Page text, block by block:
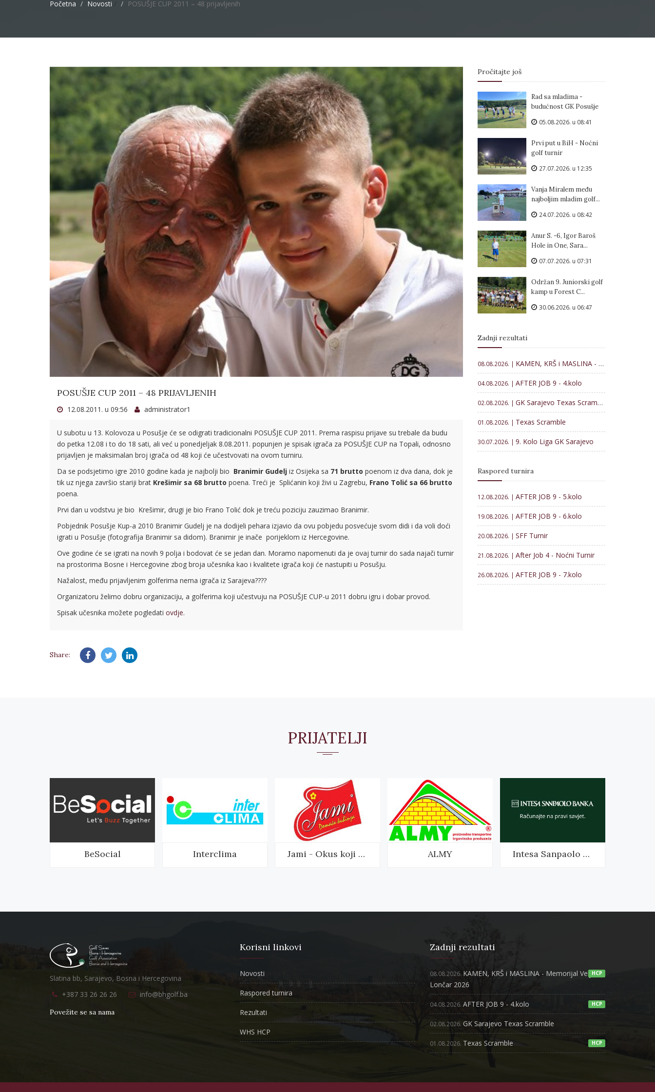
Početna Novosti POSUŠJE CUP 2011 – 48 prijavljenih
POSUŠJE CUP 2011 – 48 PRIJAVLJENIH
12.08.2011. u 09:56 administrator1
U subotu u 13. Kolovoza u Posušje će se odigrati tradicionalni POSUŠJE CUP 2011. Prema raspisu prijave su trebale da budu
do petka 12.08 i to do 18 sati, ali već u ponedjeljak 8.08.2011. popunjen je spisak igrača za POSUŠJE CUP na Topali, odnosno
prijavljen je maksimalan broj igrača od 48 koji će učestvovati na ovom turniru.
Da se podsjetimo igre 2010 godine kada je najbolji bio Branimir Gudelj iz Osijeka sa 71 brutto poenom iz dva dana, dok je
tik uz njega završio stariji brat Krešimir sa 68 brutto poena. Treći je Splićanin koji živi u Zagrebu, Frano Tolić sa 66 brutto
poena.
Prvi dan u vodstvu je bio Krešimir, drugi je bio Frano Tolić dok je treću poziciju zauzimao Branimir.
Pobjednik Posušje Kup-a 2010 Branimir Gudelj je na dodijeli pehara izjavio da ovu pobjedu posvećuje svom didi i da voli doći
igrati u Posušje (fotografija Branimir sa didom). Branimir je inače porijeklom iz Hercegovine.
Ove godine će se igrati na novih 9 polja i bodovat će se jedan dan. Moramo napomenuti da je ovaj turnir do sada najači turnir
na prostorima Bosne i Hercegovine zbog broja učesnika kao i kvalitete igrača koji će nastupiti u Posušju.
Nažalost, među prijavljenim golferima nema igrača iz Sarajeva????
Organizatoru želimo dobru organizaciju, a golferima koji učestvuju na POSUŠJE CUP-u 2011 dobru igru i dobar provod.
Spisak učesnika možete pogledati ovdje.
Share:
Pročitajte još
Rad sa mladima -
budućnost GK Posušje
05.08.2026. u 08:41
Prvi put u BiH - Noćni
golf turnir
27.07.2026. u 12:35
Vanja Miralem među
najboljim mladim golf...
24.07.2026. u 08:42
Anur S. -6, Igor Baroš
Hole in One, Sara...
07.07.2026. u 07:31
Održan 9. Juniorski golf
kamp u Forest C...
30.06.2026. u 06:47
Zadnji rezultati
08.08.2026. | KAMEN, KRŠ i MASLINA - Memorijal Veljko Lončar 2026
04.08.2026. | AFTER JOB 9 - 4.kolo
02.08.2026. | GK Sarajevo Texas Scramble
01.08.2026. | Texas Scramble
30.07.2026. | 9. Kolo Liga GK Sarajevo
Raspored turnira
12.08.2026. | AFTER JOB 9 - 5.kolo
19.08.2026. | AFTER JOB 9 - 6.kolo
20.08.2026. | SFF Turnir
21.08.2026. | After Job 4 - Noćni Turnir
26.08.2026. | AFTER JOB 9 - 7.kolo
PRIJATELJI
BeSocial Interclima Jami - Okus koji mami ALMY Intesa Sanpaolo Banka
Slatina bb, Sarajevo, Bosna i Hercegovina
+387 33 26 26 26
info@bhgolf.ba
Povežite se sa nama
Korisni linkovi
Novosti
Raspored turnira
Rezultati
WHS HCP
Zadnji rezultati
08.08.2026. KAMEN, KRŠ i MASLINA - Memorijal Veljko
Lončar 2026
HCP
04.08.2026. AFTER JOB 9 - 4.kolo HCP
02.08.2026. GK Sarajevo Texas Scramble
01.08.2026. Texas Scramble HCP